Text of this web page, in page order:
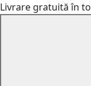
Livrare gratuită în